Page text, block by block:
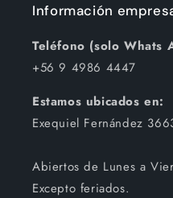
Información
Teléfono (solo Whats
+56 9 4986 4447
Estamos ubicados en:
Exequiel Fernández
Abiertos de Lunes a
Excepto feriados.